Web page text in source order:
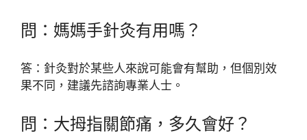
問：媽媽手針灸有用嗎？
答：針灸對於某些人來說可能會有幫助，但個別效
果不同，建議先諮詢專業人士。
問：大拇指關節痛，多久會好？